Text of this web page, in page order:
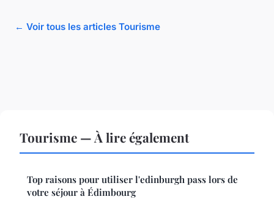
← Voir tous les articles Tourisme
Tourisme — À lire également
Top raisons pour utiliser l'edinburgh pass lors de
votre séjour à Édimbourg